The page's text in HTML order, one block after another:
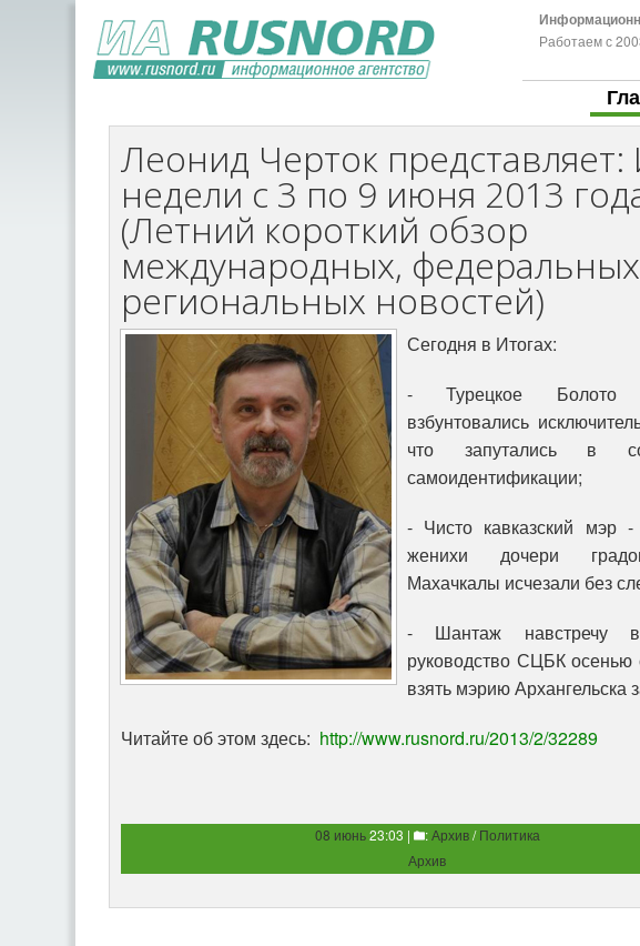
Работаем с
Леонид Черток представляет:
недели с 3 по 9 июня 2013
(Летний короткий обзор
международных,
региональных новостей)
Сегодня в Итогах:
- Турецкое
взбунтовались
что запутались в
самоидентификации;
- Чисто кавказский мэр -
женихи дочери
Махачкалы исчезали без
- Шантаж навстречу
руководство СЦБК осенью
взять мэрию Архангельска
Читайте об этом здесь: http://www.rusnord.ru/2013/2/32289
08 июнь23:03 | :Архив/Политика
Архив